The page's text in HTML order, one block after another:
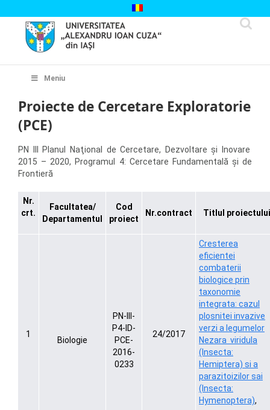
to
content
Meniu
Proiecte de Cercetare Exploratorie
(PCE)
PN III Planul Naţional de Cercetare, Dezvoltare şi Inovare
2015 – 2020, Programul 4: Cercetare Fundamentală și de
Frontieră
Nr.
crt.
Facultatea/
Departamentul
Cod
proiect
Nr.contract Titlul proiectului
1
Biologie
PN-III-
P4-ID-
PCE-
2016-
0233
24/2017
Cresterea
eficientei
combaterii
biologice prin
taxonomie
integrata: cazul
plosnitei invazive
verzi a legumelor
Nezara viridula
(Insecta:
Hemiptera) si a
parazitoizilor sai
(Insecta:
Hymenoptera),